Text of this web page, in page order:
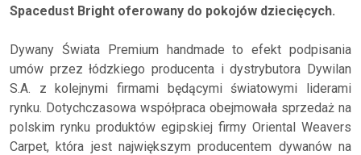
Spacedust Bright oferowany do pokojów dziecięcych.
Dywany Świata Premium handmade to efekt podpisania
umów przez łódzkiego producenta i dystrybutora Dywilan
S.A. z kolejnymi firmami będącymi światowymi liderami
rynku. Dotychczasowa współpraca obejmowała sprzedaż na
polskim rynku produktów egipskiej firmy Oriental Weavers
Carpet, która jest największym producentem dywanów na